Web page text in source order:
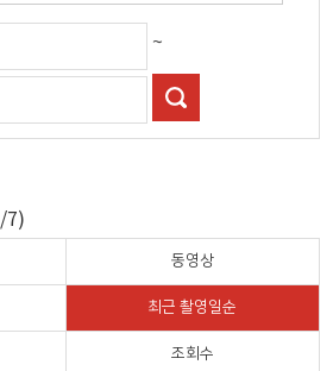
~
/7)
동영상
최근 촬영일순
조회수